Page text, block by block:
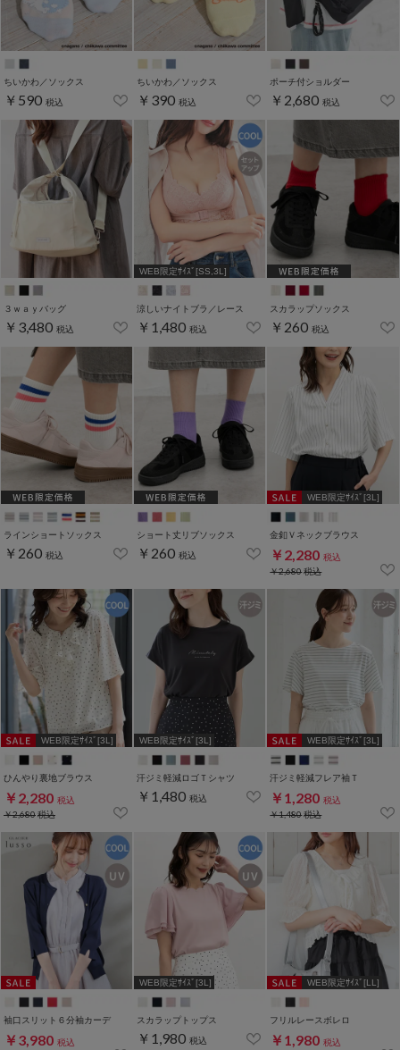
ちいかわ／ソックス
￥590 税込
ちいかわ／ソックス
￥390 税込
ポーチ付ショルダー
￥2,680 税込
３ｗａｙバッグ
￥3,480 税込
WEB限定ｻｲｽﾞ[SS,3L]
涼しいナイトブラ／レース
￥1,480 税込
スカラップソックス
￥260 税込
ラインショートソックス
￥260 税込
ショート丈リブソックス
￥260 税込
WEB限定ｻｲｽﾞ[3L]
金釦Ｖネックブラウス
￥2,280 税込
￥2,680税込
WEB限定ｻｲｽﾞ[3L]
ひんやり裏地ブラウス
￥2,280 税込
￥2,680税込
WEB限定ｻｲｽﾞ[3L]
汗ジミ軽減ロゴＴシャツ
￥1,480 税込
WEB限定ｻｲｽﾞ[3L]
汗ジミ軽減フレア袖Ｔ
￥1,280 税込
￥1,480税込
袖口スリット６分袖カーデ
￥3,980 税込
WEB限定ｻｲｽﾞ[3L]
スカラップトップス
￥1,980 税込
WEB限定ｻｲｽﾞ[LL]
フリルレースボレロ
￥1,980 税込